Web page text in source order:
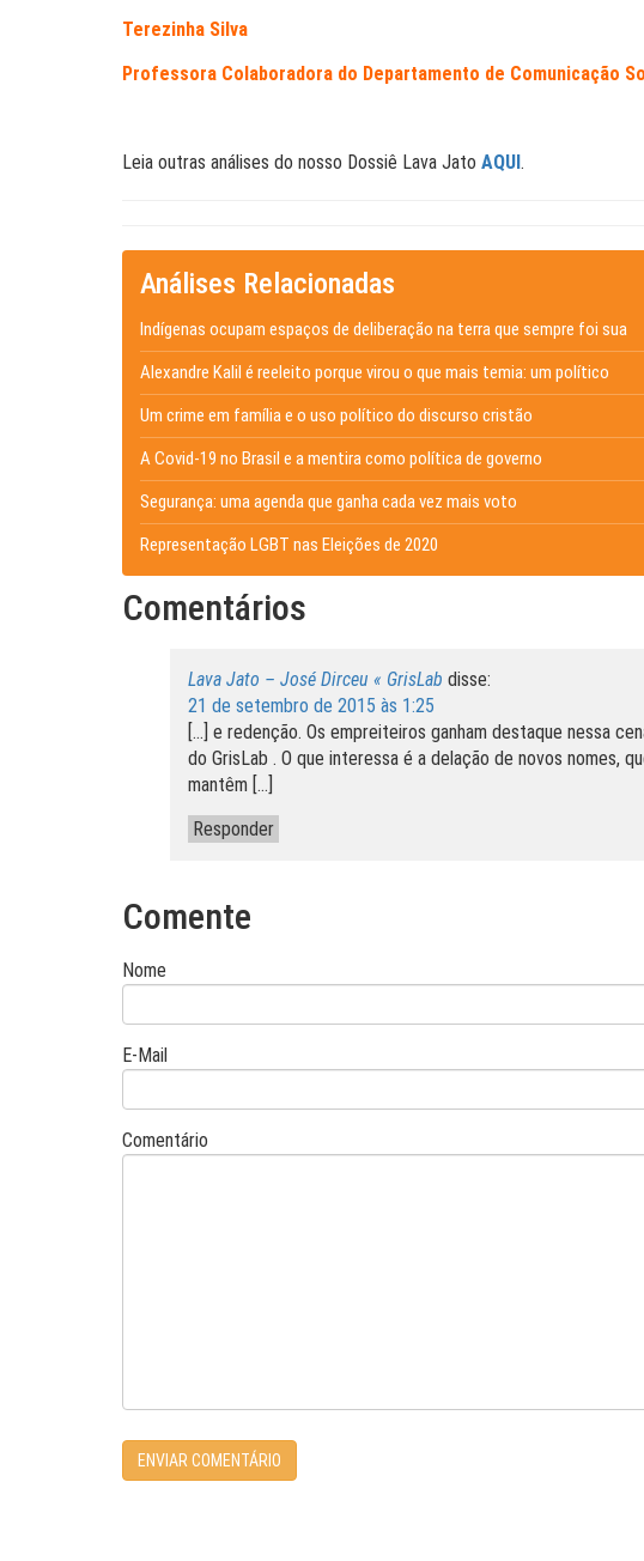
Terezinha Silva
Professora Colaboradora do Departamento de Comunicação
Leia outras análises do nosso Dossiê Lava Jato AQUI.
Análises Relacionadas
Indígenas ocupam espaços de deliberação na terra que sempre foi sua
Alexandre Kalil é reeleito porque virou o que mais temia: um político
Um crime em família e o uso político do discurso cristão
A Covid-19 no Brasil e a mentira como política de governo
Segurança: uma agenda que ganha cada vez mais voto
Representação LGBT nas Eleições de 2020
Comentários
Lava Jato – José Dirceu « GrisLab disse:
21 de setembro de 2015 às 1:25
[…] e redenção. Os empreiteiros ganham destaque nessa
do GrisLab . O que interessa é a delação de novos nomes,
mantêm […]
Responder
Comente
Nome
E-Mail
Comentário